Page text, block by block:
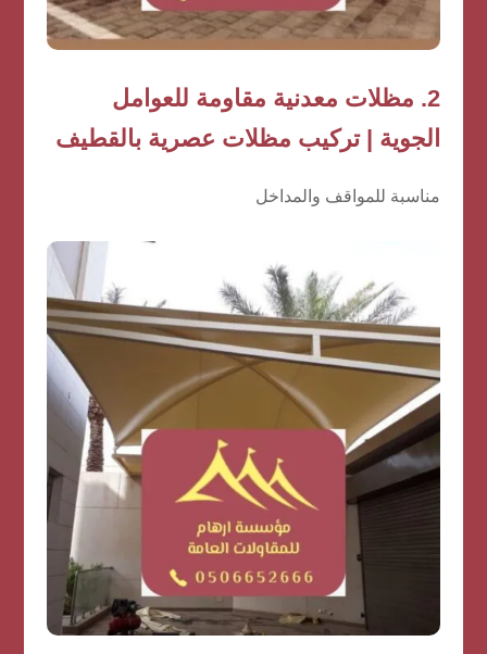
2. مظلات معدنية مقاومة للعوامل
الجوية | تركيب مظلات عصرية بالقطيف
مناسبة للمواقف والمداخل